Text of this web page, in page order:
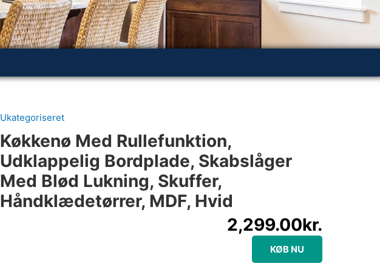
Ukategoriseret
Køkkenø Med Rullefunktion,
Udklappelig Bordplade, Skabslåger
Med Blød Lukning, Skuffer,
Håndklædetørrer, MDF, Hvid
2,299.00kr.
KØB NU